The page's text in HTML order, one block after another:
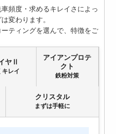
頻度・求めるキレイさによっ
変わります。
ティングを選んで、特徴をご
ヤⅡ
キレイ
アイアンプロテ
クト
鉄粉対策
クリスタル
まずは手軽に